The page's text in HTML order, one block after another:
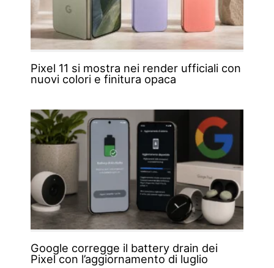
Pixel 11 si mostra nei render ufficiali con
nuovi colori e finitura opaca
Google corregge il battery drain dei
Pixel con l’aggiornamento di luglio